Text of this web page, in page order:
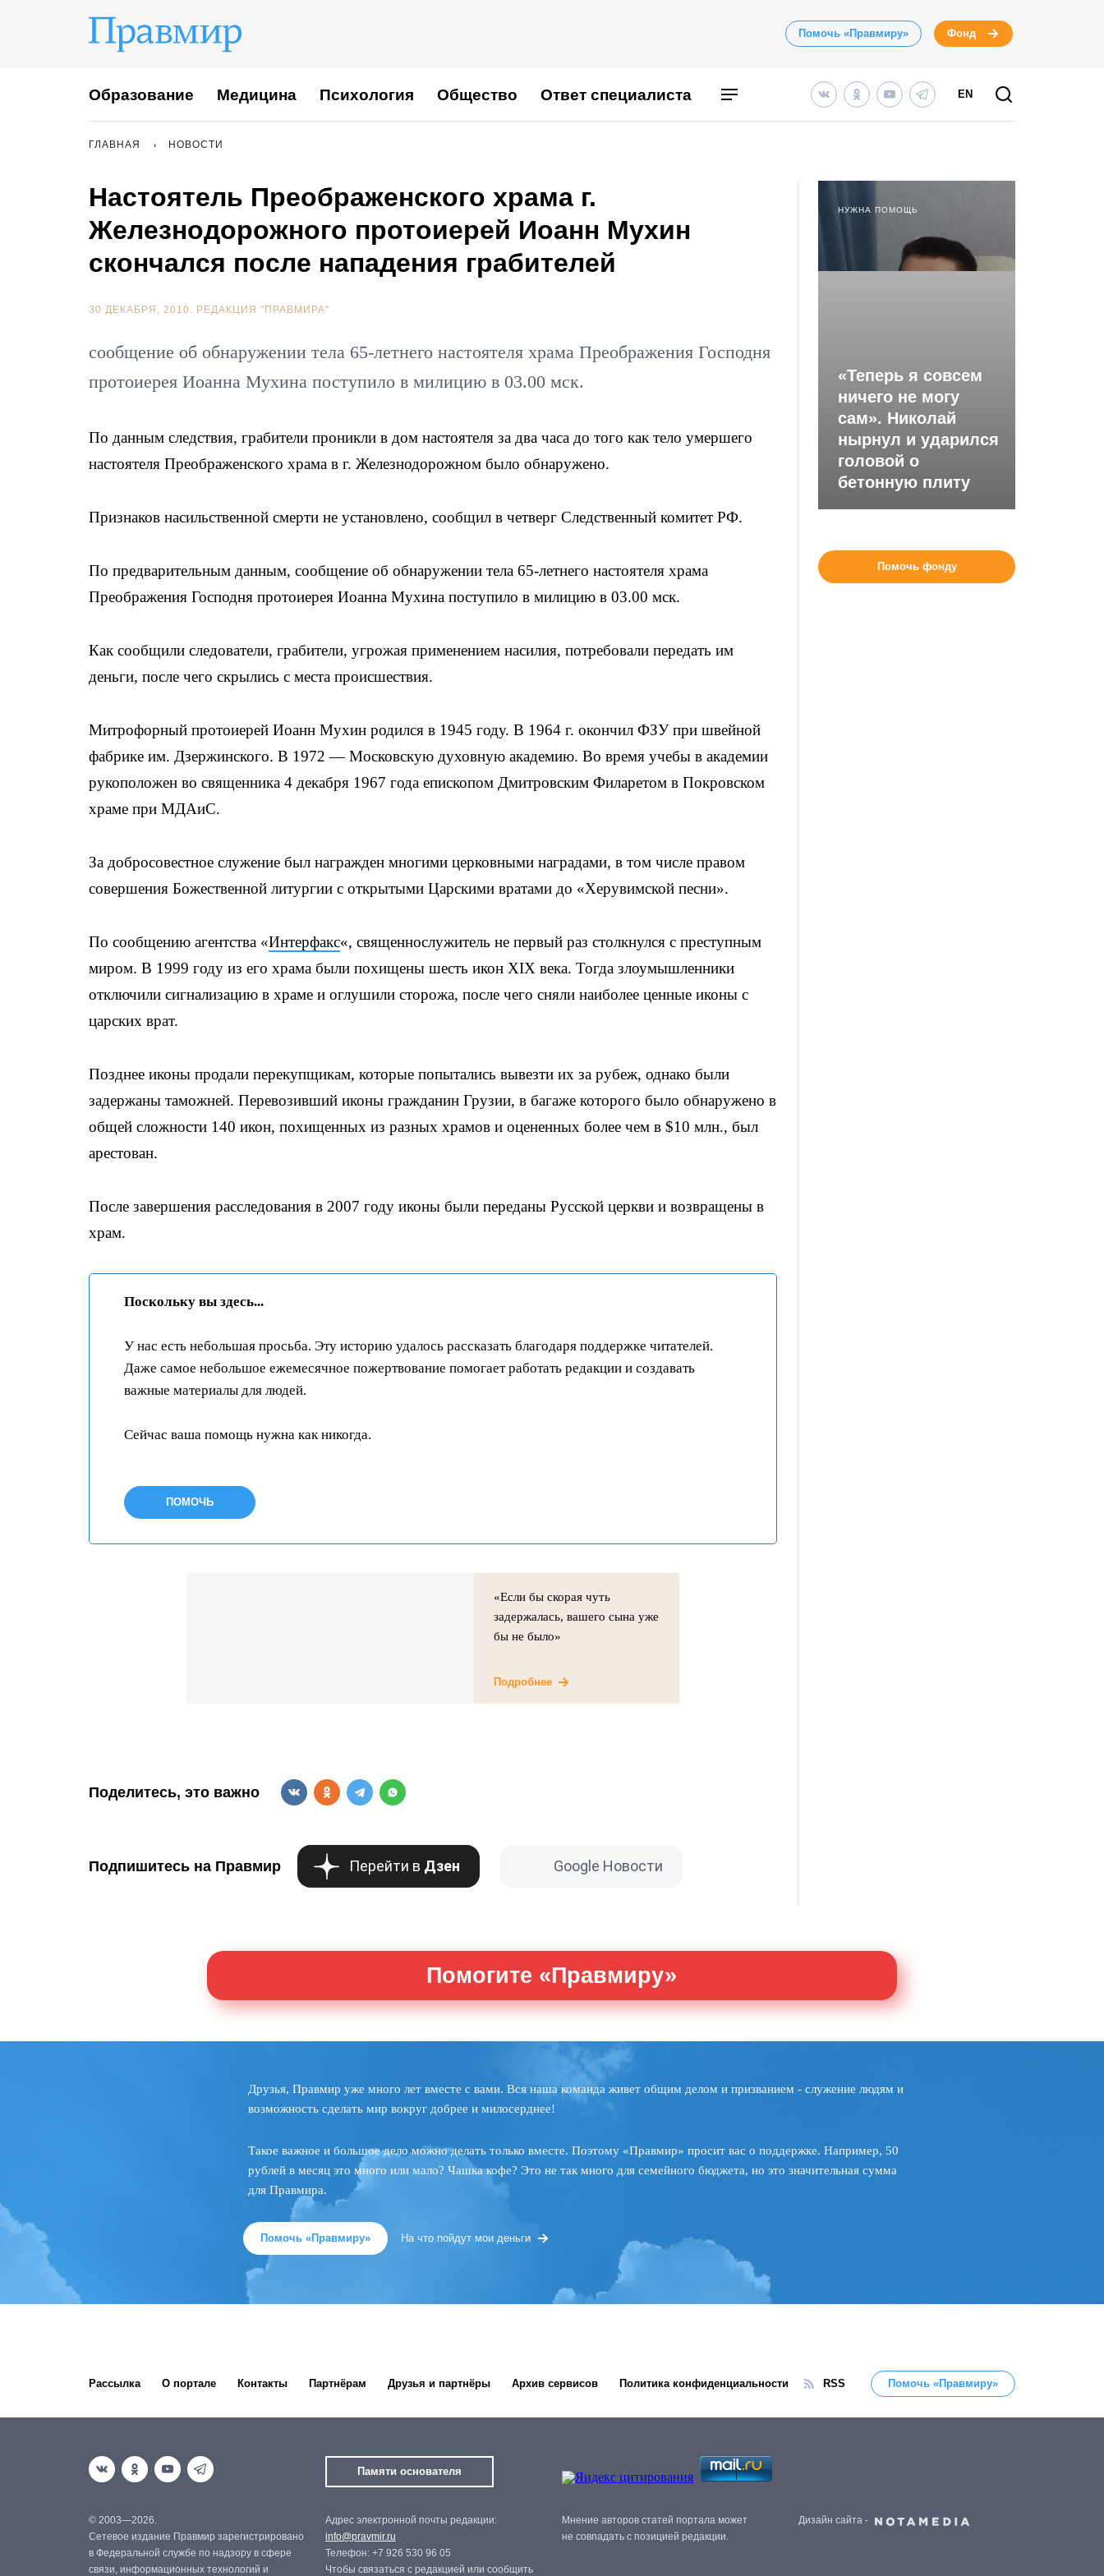
Помочь «Правмиру» Фонд
Образование Медицина Психология Общество Ответ специалиста EN
ГЛАВНАЯ НОВОСТИ
Настоятель Преображенского храма г.
Железнодорожного протоиерей Иоанн Мухин
скончался после нападения грабителей
30 ДЕКАБРЯ, 2010. РЕДАКЦИЯ "ПРАВМИРА"
сообщение об обнаружении тела 65-летнего настоятеля храма Преображения Господня
протоиерея Иоанна Мухина поступило в милицию в 03.00 мск.
По данным следствия, грабители проникли в дом настоятеля за два часа до того как тело умершего
настоятеля Преображенского храма в г. Железнодорожном было обнаружено.
Признаков насильственной смерти не установлено, сообщил в четверг Следственный комитет РФ.
По предварительным данным, сообщение об обнаружении тела 65-летнего настоятеля храма
Преображения Господня протоиерея Иоанна Мухина поступило в милицию в 03.00 мск.
Как сообщили следователи, грабители, угрожая применением насилия, потребовали передать им
деньги, после чего скрылись с места происшествия.
Митрофорный протоиерей Иоанн Мухин родился в 1945 году. В 1964 г. окончил ФЗУ при швейной
фабрике им. Дзержинского. В 1972 — Московскую духовную академию. Во время учебы в академии
рукоположен во священника 4 декабря 1967 года епископом Дмитровским Филаретом в Покровском
храме при МДАиС.
За добросовестное служение был награжден многими церковными наградами, в том числе правом
совершения Божественной литургии с открытыми Царскими вратами до «Херувимской песни».
По сообщению агентства «Интерфакс«, священнослужитель не первый раз столкнулся с преступным
миром. В 1999 году из его храма были похищены шесть икон XIX века. Тогда злоумышленники
отключили сигнализацию в храме и оглушили сторожа, после чего сняли наиболее ценные иконы с
царских врат.
Позднее иконы продали перекупщикам, которые попытались вывезти их за рубеж, однако были
задержаны таможней. Перевозивший иконы гражданин Грузии, в багаже которого было обнаружено в
общей сложности 140 икон, похищенных из разных храмов и оцененных более чем в $10 млн., был
арестован.
После завершения расследования в 2007 году иконы были переданы Русской церкви и возвращены в
храм.
Поскольку вы здесь...
У нас есть небольшая просьба. Эту историю удалось рассказать благодаря поддержке читателей.
Даже самое небольшое ежемесячное пожертвование помогает работать редакции и создавать
важные материалы для людей.
Сейчас ваша помощь нужна как никогда.
ПОМОЧЬ
«Если бы скорая чуть
задержалась, вашего сына уже
бы не было»
Подробнее
Поделитесь, это важно
Подпишитесь на Правмир Перейти в Дзен Google Новости
НУЖНА ПОМОЩЬ
«Теперь я совсем
ничего не могу
сам». Николай
нырнул и ударился
головой о
бетонную плиту
Помочь фонду
Помогите «Правмиру»
Друзья, Правмир уже много лет вместе с вами. Вся наша команда живет общим делом и призванием - служение людям и
возможность сделать мир вокруг добрее и милосерднее!
Такое важное и большое дело можно делать только вместе. Поэтому «Правмир» просит вас о поддержке. Например, 50
рублей в месяц это много или мало? Чашка кофе? Это не так много для семейного бюджета, но это значительная сумма
для Правмира.
Помочь «Правмиру» На что пойдут мои деньги
Рассылка О портале Контакты Партнёрам Друзья и партнёры Архив сервисов Политика конфиденциальности RSS Помочь «Правмиру»
Памяти основателя
© 2003—2026.
Сетевое издание Правмир зарегистрировано
в Федеральной службе по надзору в сфере
связи, информационных технологий и
Адрес электронной почты редакции:
info@pravmir.ru
Телефон: +7 926 530 96 05
Чтобы связаться с редакцией или сообщить
Мнение авторов статей портала может
не совпадать с позицией редакции.
Дизайн сайта -